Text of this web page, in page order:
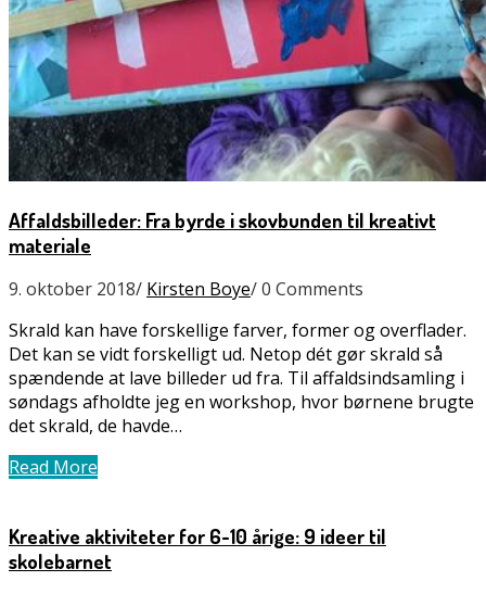
Affaldsbilleder: Fra byrde i skovbunden til kreativt
materiale
9. oktober 2018/ Kirsten Boye/0 Comments
Skrald kan have forskellige farver, former og overflader.
Det kan se vidt forskelligt ud. Netop dét gør skrald så
spændende at lave billeder ud fra. Til affaldsindsamling i
søndags afholdte jeg en workshop, hvor børnene brugte
det skrald, de havde…
Read More
Kreative aktiviteter for 6-10 årige: 9 ideer til
skolebarnet